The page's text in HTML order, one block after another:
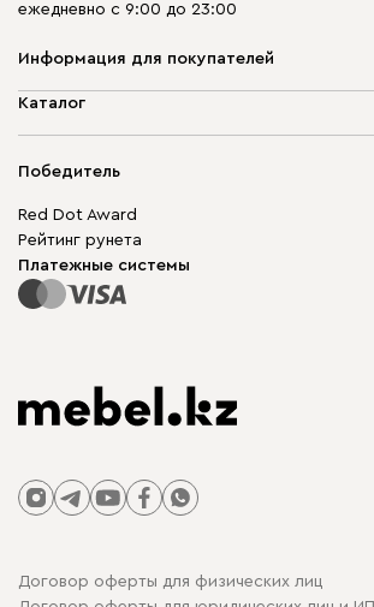
ежедневно с 9:00 до 23:00
Информация для покупателей
О компании
Гарантия
Для бизнеса
Карта сайта
Каталог
Корпусная мебель
Модульная мебель
Столы и стулья
Победитель
Red Dot Award
Рейтинг рунета
Платежные системы
Договор оферты для физических лиц